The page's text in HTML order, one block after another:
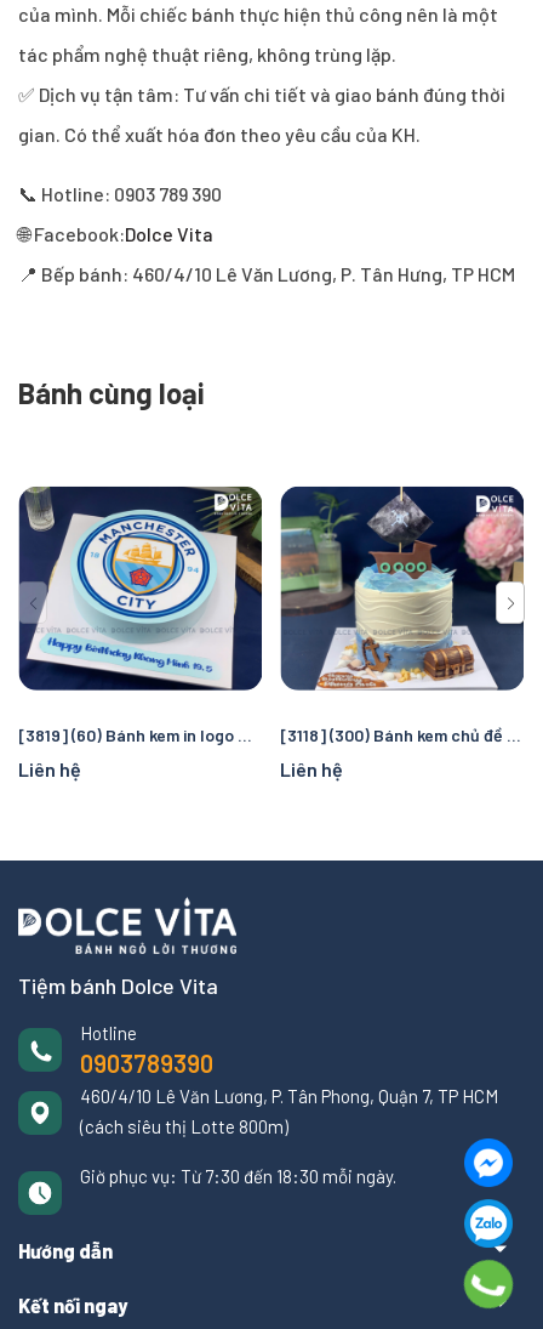
của mình. Mỗi chiếc bánh thực hiện thủ công nên là một
tác phẩm nghệ thuật riêng, không trùng lặp.
✅ Dịch vụ tận tâm: Tư vấn chi tiết và giao bánh đúng thời
gian. Có thể xuất hóa đơn theo yêu cầu của KH.
📞 Hotline: 0903 789 390
🌐 Facebook:Dolce Vita
📍 Bếp bánh: 460/4/10 Lê Văn Lương, P. Tân Hưng, TP HCM
Bánh cùng loại
[3819] (60) Bánh kem in logo Manchester City – Quà tặng sinh nhật hoàn hảo cho fan bóng đá
Liên hệ
[3118] (300) Bánh kem chủ đề cướp biển và đại dương – Chuyến truy tìm kho báu kỳ thú cho bé
Liên hệ
Tiệm bánh Dolce Vita
Hotline
0903789390
460/4/10 Lê Văn Lương, P. Tân Phong, Quận 7, TP HCM
(cách siêu thị Lotte 800m)
Giờ phục vụ: Từ 7:30 đến 18:30 mỗi ngày.
Hướng dẫn
Kết nối ngay